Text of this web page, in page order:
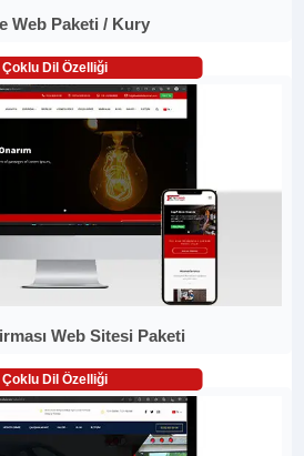
Web Paketi / Kury
Çoklu Dil Özelliği
Web Sitesi Paketi
Çoklu Dil Özelliği